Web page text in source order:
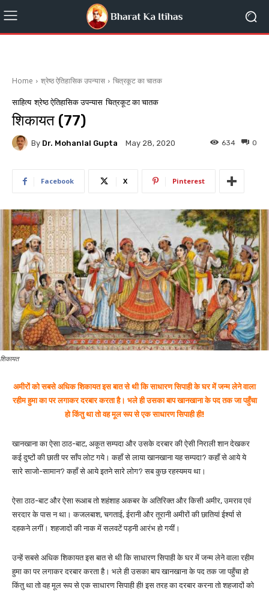
Home श्रेष्ठ ऐतिहासिक उपन्यास चित्रकूट का चातक
साहित्य श्रेष्ठ ऐतिहासिक उपन्यास चित्रकूट का चातक
शिकायत (77)
By Dr. Mohanlal Gupta May 28, 2020 0
634
Facebook X Pinterest
शिकायत
अमीरों को सबसे अधिक शिकायत इस बात से थी कि साधारण सिपाही के घर में जन्म लेने वाला
रहीम हुमा का पर लगाकर दरबार करता है। भले ही उसका बाप खानखाना के पद तक जा पहुँचा
हो किंतु था तो वह मूल रूप से एक साधारण सिपाही ही!
खानखाना का ऐसा ठाठ-बाट, अकूत सम्पदा और उसके दरबार की ऐसी निराली शान देखकर
कई दुष्टों की छाती पर साँप लोट गये। कहाँ से लाया खानखाना यह सम्पदा? कहाँ से आये ये
सारे साजो-सामान? कहाँ से आये इतने सारे लोग? सब कुछ रहस्यमय था।
ऐसा ठाठ-बाट और ऐसा रूआब तो शहंशाह अकबर के अतिरिक्त और किसी अमीर, उमराव एवं
सरदार के पास न था। कजलबाश, चगताई, ईरानी और तूरानी अमीरों की छातियां ईर्श्या से
दहकने लगीं। शहजादों की नाक में सलवटें पड़नी आरंभ हो गयीं।
उन्हें सबसे अधिक शिकायत इस बात से थी कि साधारण सिपाही के घर में जन्म लेने वाला रहीम
हुमा का पर लगाकर दरबार करता है। भले ही उसका बाप खानखाना के पद तक जा पहुँचा हो
किंतु था तो वह मूल रूप से एक साधारण सिपाही ही! इस तरह का दरबार करना तो शहजादों को